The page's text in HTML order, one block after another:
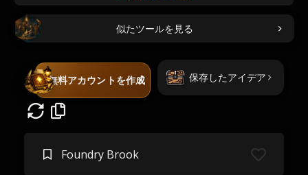
似たツールを見る
無料アカウントを作成 保存したアイデア
Foundry Brook